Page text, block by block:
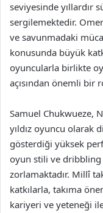
seviyesinde yıllardır
sergilemektedir.
ve savunmadaki
konusunda büyük
oyuncularla birlikte
açısından önemli bir
Samuel Chukwueze,
yıldız oyuncu olarak
gösterdiği yüksek
oyun stili ve dribbling
zorlamaktadır. Millî
katkılarla, takıma
kariyeri ve yeteneği